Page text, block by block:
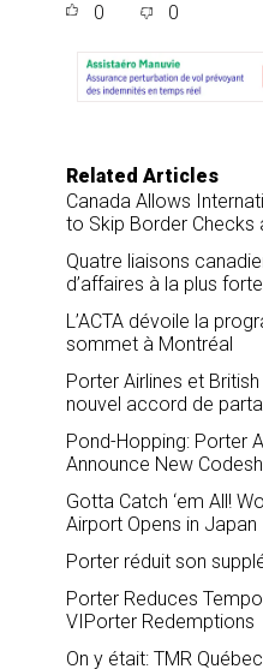
e
o
o
k
I
0 0
Related Articles
Canada Allows
to Skip Border Checks
Quatre liaisons
d’affaires à la plus
L’ACTA dévoile la
sommet à Montréal
Porter Airlines et
nouvel accord de
Pond-Hopping: Porter
Announce New
Gotta Catch ‘em All!
Airport Opens in Japan
Porter réduit son
Porter Reduces
VIPorter Redemptions
On y était: TMR